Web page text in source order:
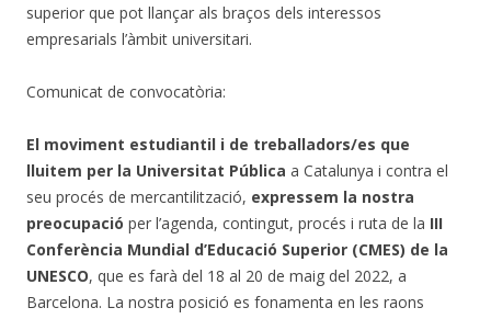
superior que pot llançar als braços dels interessos
empresarials l’àmbit universitari.
Comunicat de convocatòria:
El moviment estudiantil i de treballadors/es que
lluitem per la Universitat Pública a Catalunya i contra el
seu procés de mercantilització, expressem la nostra
preocupació per l’agenda, contingut, procés i ruta de la III
Conferència Mundial d’Educació Superior (CMES) de la
UNESCO, que es farà del 18 al 20 de maig del 2022, a
Barcelona. La nostra posició es fonamenta en les raons